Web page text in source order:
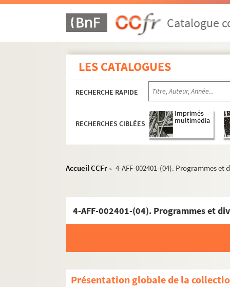
Catalogue
LES CATALOGUES
RECHERCHE RAPIDE
RECHERCHES CIBLÉES
Imprimés
multimédia
Accueil CCFr > 4-AFF-002401-(04). Programmes et
4-AFF-002401-(04). Programmes et
Présentation globale de la
5e arrondissement
6e arrondissement
13e arrondissement
14e arrondissement